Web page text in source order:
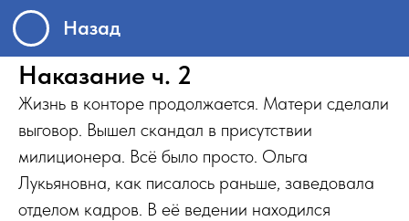
Назад
Наказание ч. 2
Жизнь в конторе продолжается. Матери сделали
выговор. Вышел скандал в присутствии
милиционера. Всё было просто. Ольга
Лукьяновна, как писалось раньше, заведовала
отделом кадров. В её ведении находился